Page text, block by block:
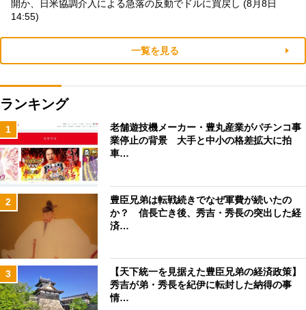
開か、日米協調介入による急落の反動でドルに買戻し (8月8日
14:55)
一覧を見る
ランキング
1
老舗遊技機メーカー・豊丸産業がパチンコ事
業停止の背景 大手と中小の格差拡大に拍
車…
2
豊臣兄弟は転戦続きでなぜ軍費が続いたの
か？ 信長亡き後、秀吉・秀長の突出した経
済…
3
【天下統一を見据えた豊臣兄弟の経済政策】
秀吉が弟・秀長を紀伊に転封した納得の事
情…